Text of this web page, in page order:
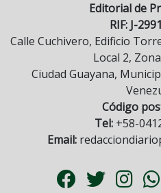
Editorial de
RIF: J-
Calle Cuchivero, Edificio
Local 2,
Ciudad Guayana,
Código
Tel:+58-
Email: